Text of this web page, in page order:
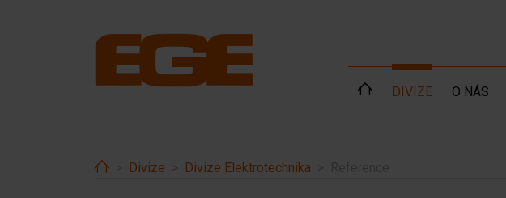
DIVIZE O NÁS
HomeDivize Divize Elektrotechnika